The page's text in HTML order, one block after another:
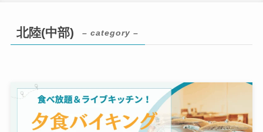
北陸(中部) – category –